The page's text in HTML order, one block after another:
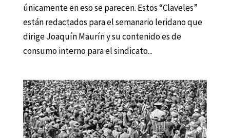
únicamente en eso se parecen. Estos “Claveles”
están redactados para el semanario leridano que
dirige Joaquín Maurín y su contenido es de
consumo interno para el sindicato...